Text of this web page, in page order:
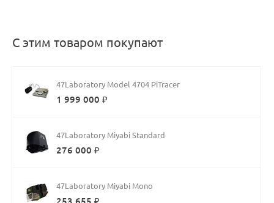
С этим товаром покупают
47Laboratory Model 4704 PiTracer
1 999 000 ₽
47Laboratory Miyabi Standard
276 000 ₽
47Laboratory Miyabi Mono
253 655 ₽